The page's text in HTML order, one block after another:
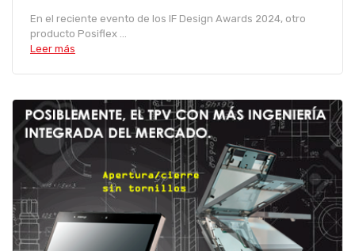
En el reciente evento de los IF Design Awards 2024, otro
producto Posiflex ...
Leer más